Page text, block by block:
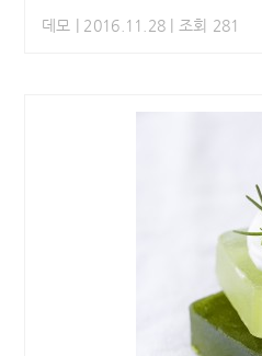
데모
| 2016.11.28 | 조회 281